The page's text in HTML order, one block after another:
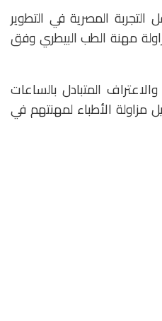
التجربة المصرية في التطوير
مهنة الطب البيطري وفق
المتبادل بالساعات
مزاولة الأطباء لمهنتهم في